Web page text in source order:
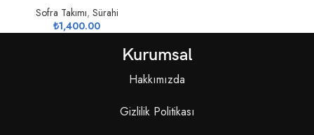
Sofra Takımı, Sürahi
₺1,400.00
Kurumsal
Hakkımızda
Gizlilik Politikası